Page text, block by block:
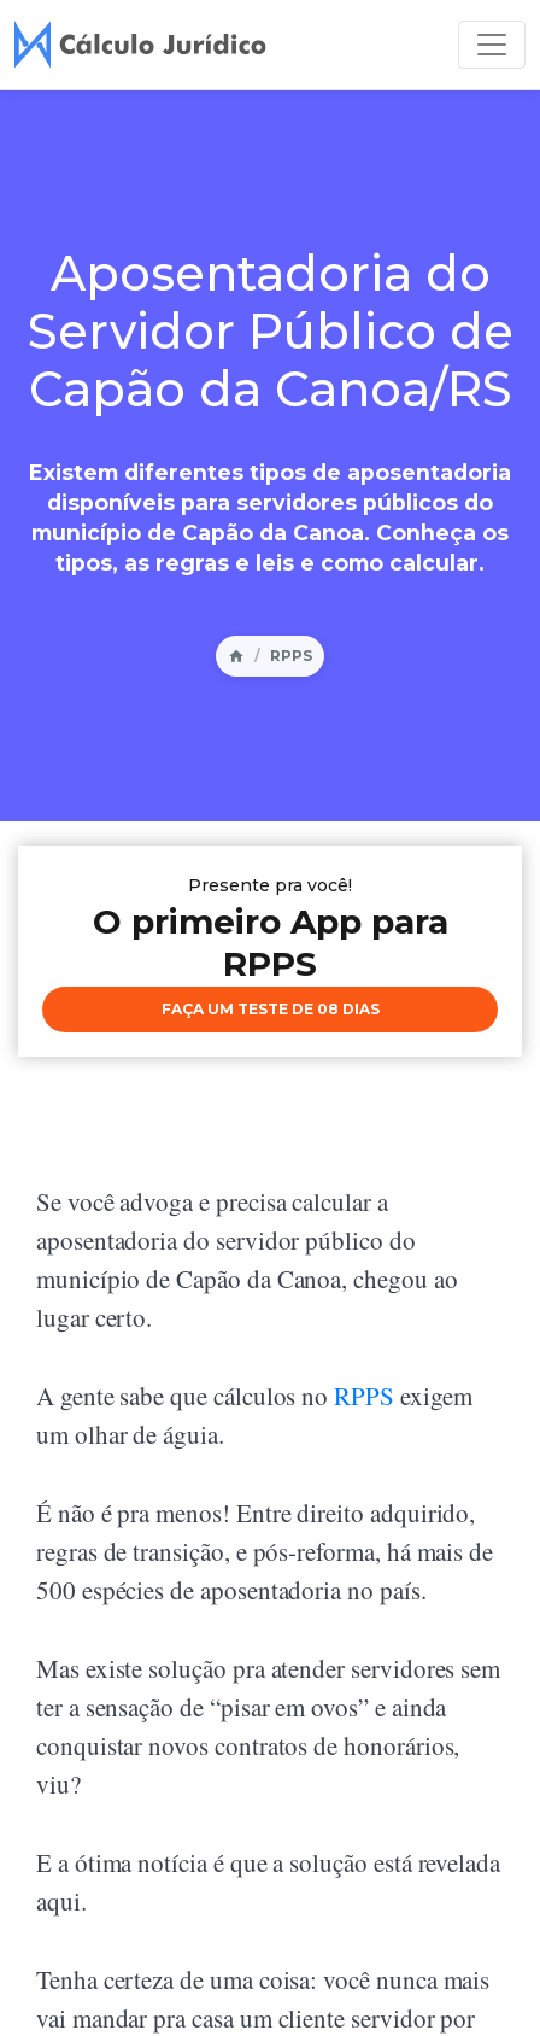
Aposentadoria do
Servidor Público de
Capão da Canoa/RS
Existem diferentes tipos de aposentadoria
disponíveis para servidores públicos do
município de Capão da Canoa. Conheça os
tipos, as regras e leis e como calcular.
RPPS
Presente pra você!
O primeiro App para
RPPS
FAÇA UM TESTE DE 08 DIAS
Se você advoga e precisa calcular a
aposentadoria do servidor público do
município de Capão da Canoa, chegou ao
lugar certo.
A gente sabe que cálculos noRPPS exigem
um olhar de águia.
É não é pra menos! Entre direito adquirido,
regras de transição, e pós-reforma, há mais de
500 espécies de aposentadoria no país.
Mas existe solução pra atender servidores sem
ter a sensação de “pisar em ovos” e ainda
conquistar novos contratos de honorários,
viu?
E a ótima notícia é que a solução está revelada
aqui.
Tenha certeza de uma coisa: você nunca mais
vai mandar pra casa um cliente servidor por